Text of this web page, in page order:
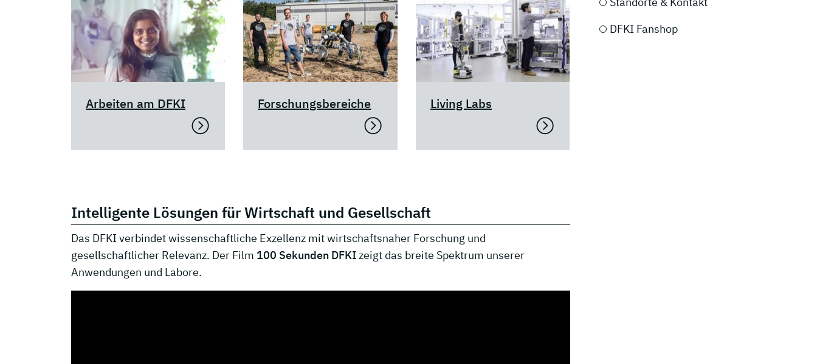
Arbeiten am DFKI Forschungsbereiche Living Labs
Intelligente Lösungen für Wirtschaft und Gesellschaft
Das DFKI verbindet wissenschaftliche Exzellenz mit wirtschaftsnaher Forschung und
gesellschaftlicher Relevanz. Der Film 100 Sekunden DFKIzeigt das breite Spektrum unserer
Anwendungen und Labore.
DFKI Fanshop